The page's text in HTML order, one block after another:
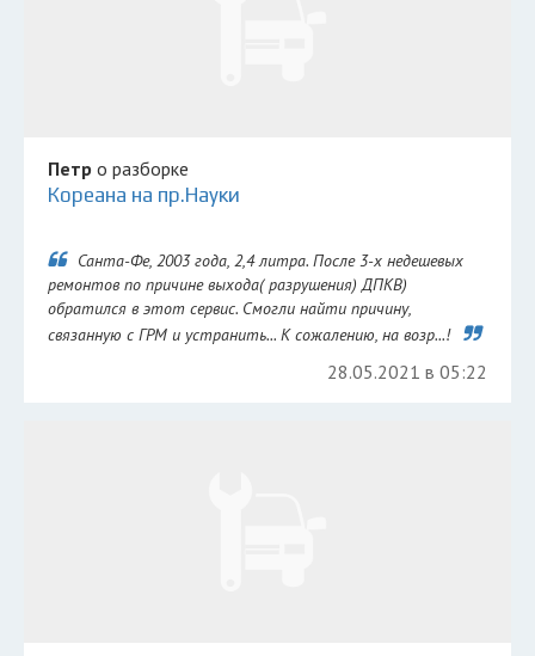
Петр о разборке
Кореана на пр.Науки
Санта-Фе, 2003 года, 2,4 литра. После 3-х недешевых
ремонтов по причине выхода( разрушения) ДПКВ)
обратился в этот сервис. Смогли найти причину,
связанную с ГРМ и устранить... К сожалению, на возр...!
28.05.2021 в 05:22